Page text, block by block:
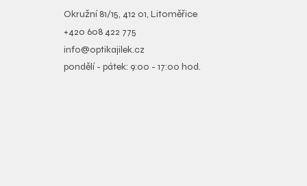
Okružní 81/15, 412 01, Litoměřice
+420 608 422 775
info@optikajilek.cz
pondělí - pátek: 9:00 - 17:00 hod.